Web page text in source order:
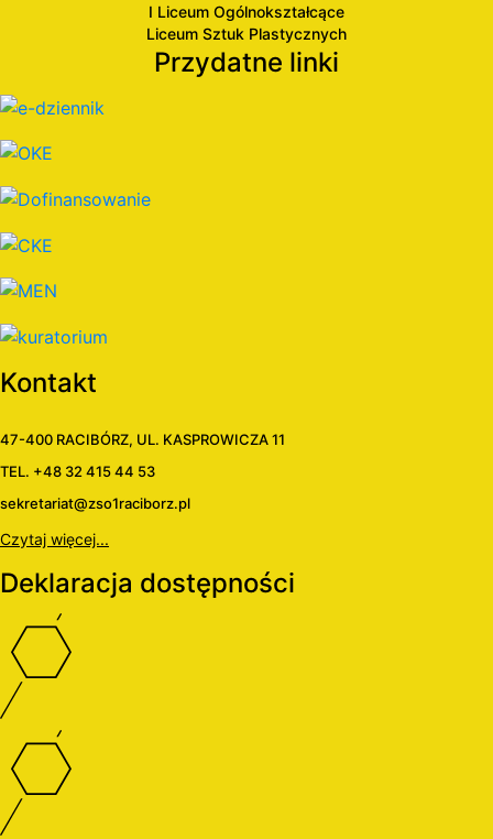
I Liceum Ogólnokształcące
Liceum Sztuk Plastycznych
Przydatne linki
Kontakt
47-400 RACIBÓRZ, UL. KASPROWICZA 11
TEL. +48 32 415 44 53
sekretariat@zso1raciborz.pl
Czytaj więcej...
Deklaracja dostępności